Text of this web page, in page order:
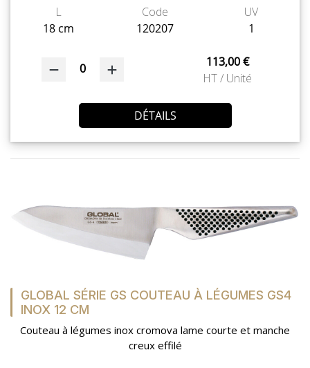
L
18 cm
Code
120207
UV
1
0
113,00 €
HT / Unité
DÉTAILS
GLOBAL SÉRIE GS COUTEAU À LÉGUMES GS4
INOX 12 CM
Couteau à légumes inox cromova lame courte et manche
creux effilé